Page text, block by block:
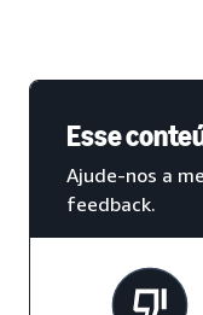
Esse
Ajude-nos a
feedback.